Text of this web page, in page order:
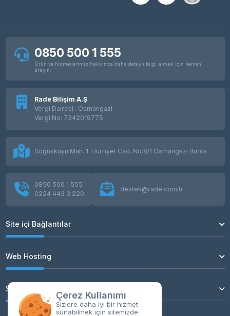
0850 500 1 555
Ürün ve hizmetlerimiz hakkında daha detaylı bilgi almak için hemen
arayın.
Rade Bilişim A.Ş
Vergi Dairesi : Osmangazi
Vergi No: 7342019775
Soğukkuyu Mah. 1. Hürriyet Cad. No:8/1 Osmangazi Bursa
0850 500 1 555
0224 443 3 220
destek@rade.com.tr
Site içi Bağlantılar
Web Hosting
Sunucu Hizmetleri
Çerez Kullanımı
Sizlere daha iyi bir hizmet
sunabilmek için sitemizde